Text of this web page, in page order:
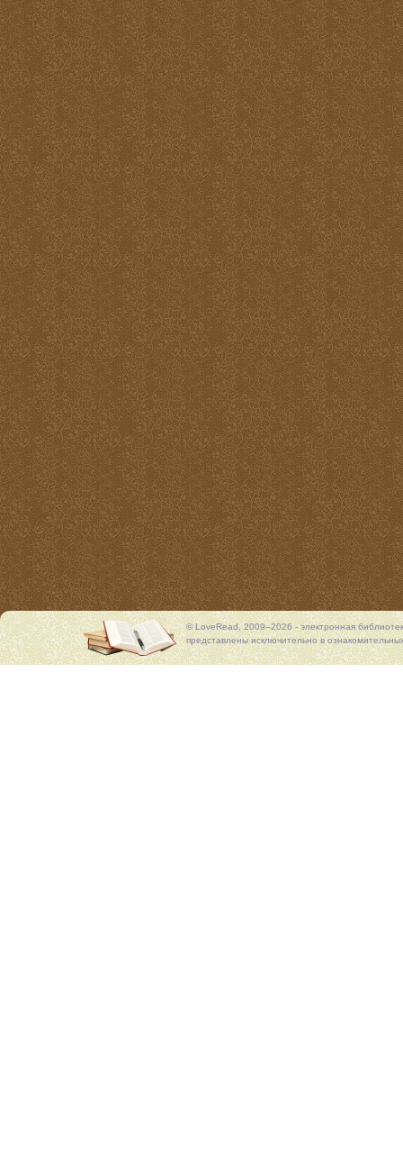
© LoveRead, 2009–2026 - электронная
представлены исключительно в